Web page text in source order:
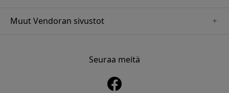
Muut Vendoran sivustot
Seuraa meitä